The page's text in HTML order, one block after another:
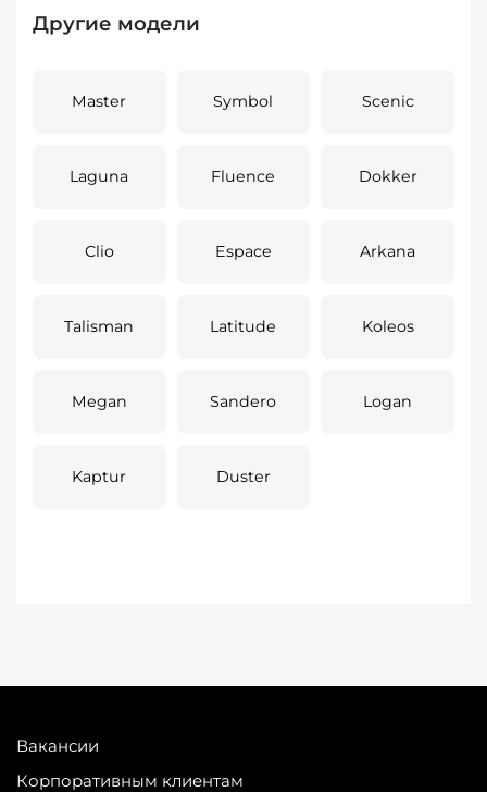
Другие модели
Master Symbol Scenic
Laguna Fluence Dokker
Clio Espace Arkana
Talisman Latitude Koleos
Megan Sandero Logan
Kaptur Duster
Вакансии
Корпоративным клиентам